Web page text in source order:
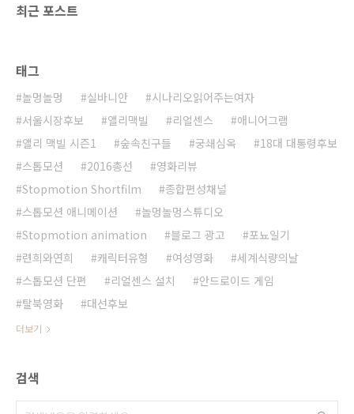
최근 포스트
태그
놀멍놀멍 실바니안
시나리오읽어주는여자
서울시장후보
앨리맥빌 리얼센스
애니어그램
앨리 맥빌 시즌1
숲속친구들 궁쇄심옥
18대 대통령후보
스톱모션
2016총선
영화리뷰
Stopmotion Shortfilm
종합편성채널
스톱모션 애니메이션
놀멍놀멍스튜디오
Stopmotion animation
블로그 광고
포뇨일기
련희와연희
캐릭터유형 여성영화
세계식량의날
스톱모션 단편
리얼센스 설치
안드로이드 게임
탈북영화
대선후보
더보기
검색